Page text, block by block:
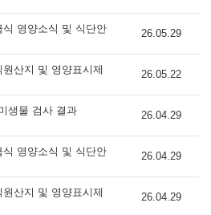
식 영양소식 및 식단안
26.05.29
산지 및 영양표시제
26.05.22
생물 검사 결과 26.04.29
식 영양소식 및 식단안
26.04.29
산지 및 영양표시제
26.04.29